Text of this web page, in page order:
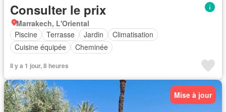
Consulter le prix
Marrakech, L'Oriental
Piscine
Terrasse Jardin
Climatisation
Cuisine équipée
Cheminée
Il y a 1 jour, 8 heures
Mise à jour